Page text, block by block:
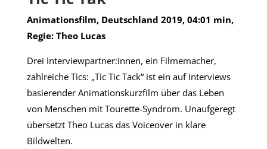
Animationsfilm, Deutschland 2019, 04:01 min,
Regie: Theo Lucas
Drei Interviewpartner:innen, ein Filmemacher,
zahlreiche Tics: „Tic Tic Tack“ ist ein auf Interviews
basierender Animationskurzfilm über das Leben
von Menschen mit Tourette-Syndrom. Unaufgeregt
übersetzt Theo Lucas das Voiceover in klare
Bildwelten.